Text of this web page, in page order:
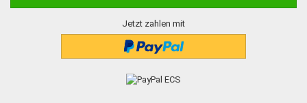
Jetzt zahlen mit